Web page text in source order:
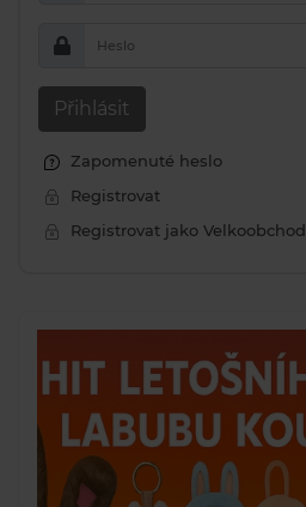
Heslo
Přihlásit
Zapomenuté heslo
Registrovat
Registrovat jako Velkoobchod